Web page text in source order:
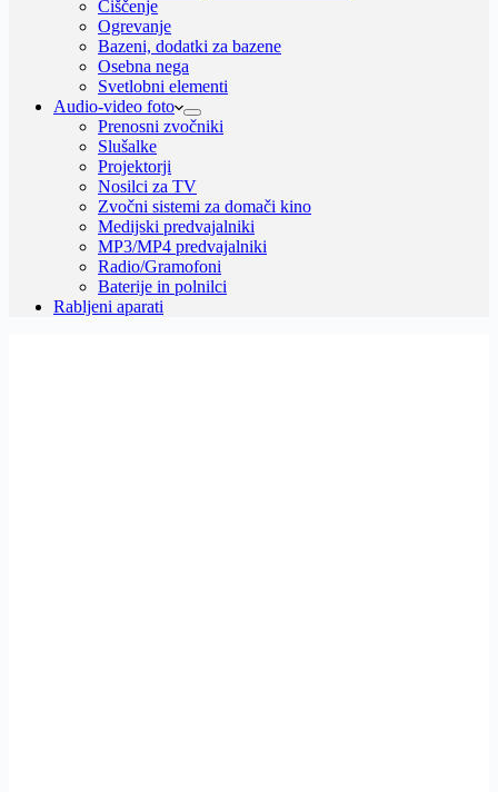
Čiščenje
Ogrevanje
Bazeni, dodatki za bazene
Osebna nega
Svetlobni elementi
Audio-video foto
Prenosni zvočniki
Slušalke
Projektorji
Nosilci za TV
Zvočni sistemi za domači kino
Medijski predvajalniki
MP3/MP4 predvajalniki
Radio/Gramofoni
Baterije in polnilci
Rabljeni aparati